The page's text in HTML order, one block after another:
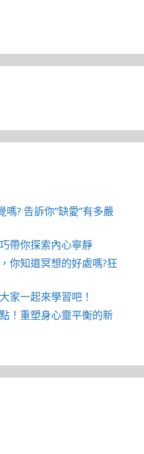
嗎? 告訴你”缺愛”有多嚴
帶你探索內心寧靜
你知道冥想的好處嗎?狂
家一起來學習吧！
！重塑身心靈平衡的新